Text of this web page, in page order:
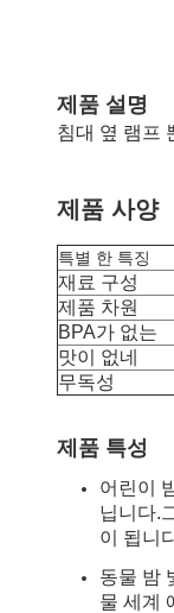
제품 설명
침대 옆 램프
제품 사양
특별 한 특징
재료 구성
제품 차원
BPA가 없는
맛이 없네
무독성
제품 특성
어린이
닙니다.
이 됩니
동물 밤
물 세계